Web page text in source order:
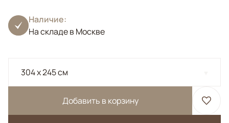
Наличие:
На складе в Москве
304 x 245 см
Добавить в корзину